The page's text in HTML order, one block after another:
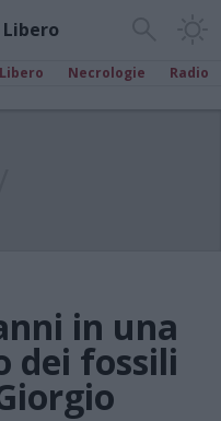
Necrologie Radio
in una
dei fossili